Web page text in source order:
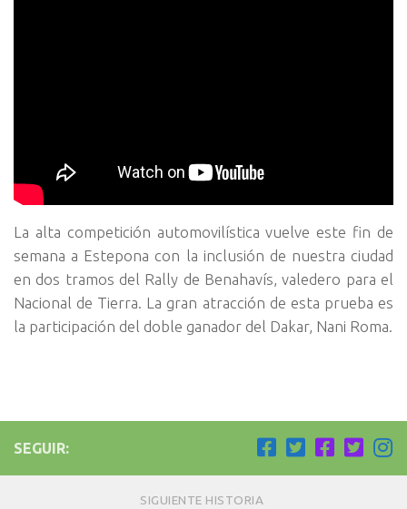
La alta competición automovilística vuelve este fin de
semana a Estepona con la inclusión de nuestra ciudad
en dos tramos del Rally de Benahavís, valedero para el
Nacional de Tierra. La gran atracción de esta prueba es
la participación del doble ganador del Dakar, Nani Roma.
SEGUIR:
SIGUIENTE HISTORIA